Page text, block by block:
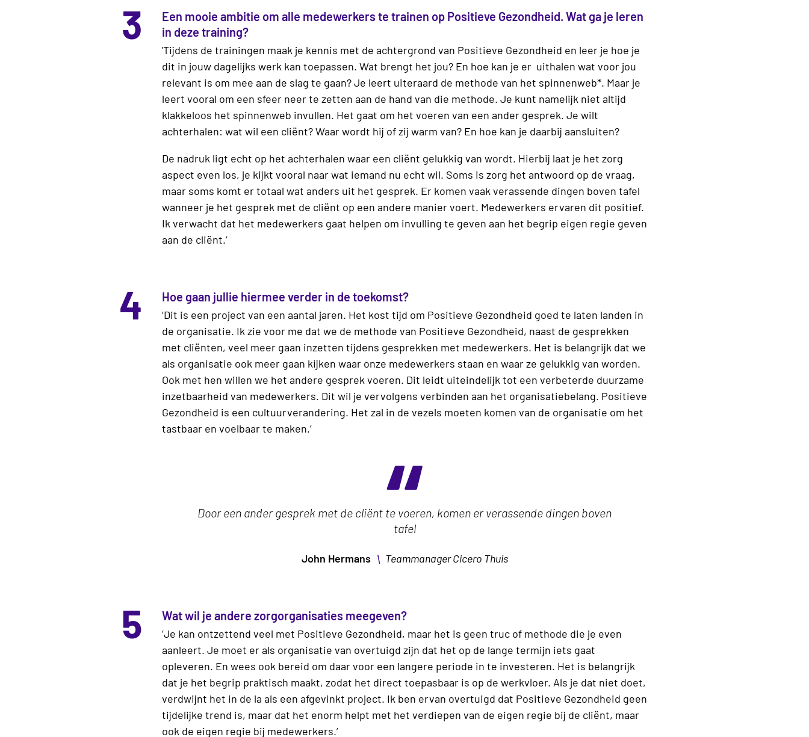
3
Een mooie ambitie om alle medewerkers te trainen op Positieve Gezondheid. Wat ga je leren
in deze training?
'Tijdens de trainingen maak je kennis met de achtergrond van Positieve Gezondheid en leer je hoe je
dit in jouw dagelijks werk kan toepassen. Wat brengt het jou? En hoe kan je er uithalen wat voor jou
relevant is om mee aan de slag te gaan? Je leert uiteraard de methode van het spinnenweb*. Maar je
leert vooral om een sfeer neer te zetten aan de hand van die methode. Je kunt namelijk niet altijd
klakkeloos het spinnenweb invullen. Het gaat om het voeren van een ander gesprek. Je wilt
achterhalen: wat wil een cliënt? Waar wordt hij of zij warm van? En hoe kan je daarbij aansluiten?
De nadruk ligt echt op het achterhalen waar een cliënt gelukkig van wordt. Hierbij laat je het zorg
aspect even los, je kijkt vooral naar wat iemand nu echt wil. Soms is zorg het antwoord op de vraag,
maar soms komt er totaal wat anders uit het gesprek. Er komen vaak verassende dingen boven tafel
wanneer je het gesprek met de cliënt op een andere manier voert. Medewerkers ervaren dit positief.
Ik verwacht dat het medewerkers gaat helpen om invulling te geven aan het begrip eigen regie geven
aan de cliënt.’
4 Hoe gaan jullie hiermee verder in de toekomst?
‘Dit is een project van een aantal jaren. Het kost tijd om Positieve Gezondheid goed te laten landen in
de organisatie. Ik zie voor me dat we de methode van Positieve Gezondheid, naast de gesprekken
met cliënten, veel meer gaan inzetten tijdens gesprekken met medewerkers. Het is belangrijk dat we
als organisatie ook meer gaan kijken waar onze medewerkers staan en waar ze gelukkig van worden.
Ook met hen willen we het andere gesprek voeren. Dit leidt uiteindelijk tot een verbeterde duurzame
inzetbaarheid van medewerkers. Dit wil je vervolgens verbinden aan het organisatiebelang. Positieve
Gezondheid is een cultuurverandering. Het zal in de vezels moeten komen van de organisatie om het
tastbaar en voelbaar te maken.’
Door een ander gesprek met de cliënt te voeren, komen er verassende dingen boven
tafel
John Hermans \ Teammanager Cicero Thuis
5 Wat wil je andere zorgorganisaties meegeven?
‘Je kan ontzettend veel met Positieve Gezondheid, maar het is geen truc of methode die je even
aanleert. Je moet er als organisatie van overtuigd zijn dat het op de lange termijn iets gaat
opleveren. En wees ook bereid om daar voor een langere periode in te investeren. Het is belangrijk
dat je het begrip praktisch maakt, zodat het direct toepasbaar is op de werkvloer. Als je dat niet doet,
verdwijnt het in de la als een afgevinkt project. Ik ben ervan overtuigd dat Positieve Gezondheid geen
tijdelijke trend is, maar dat het enorm helpt met het verdiepen van de eigen regie bij de cliënt, maar
ook de eigen regie bij medewerkers.’